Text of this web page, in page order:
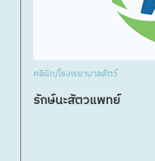
คลินิก/โรงพยาบาลสัตว์
รักษ์นะสัตวแพทย์